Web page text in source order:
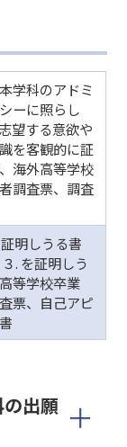
学科のアドミ
ーに照らし
望する意欲や
を客観的に証
海外高等学校
調査票、調査
明しうる書
. を証明しう
等学校卒業
票、自己アピ
出願